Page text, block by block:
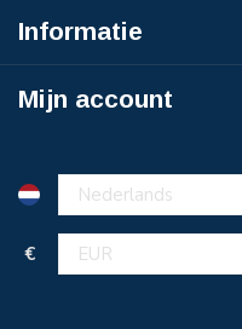
Informatie
Mijn account
€